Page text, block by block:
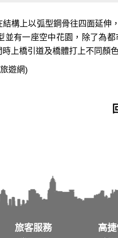
構上以弧型鋼骨往四面延伸
並有一座空中花園，除了為
上橋引道及橋體打上不同顏
遊網)
旅客服務 高